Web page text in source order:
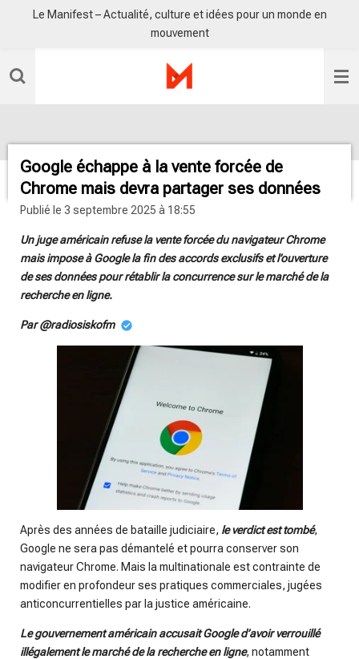
Passer
principal
Le Manifest – Actualité, culture et idées pour un monde en
mouvement
Google échappe à la vente forcée de
Chrome mais devra partager ses données
Publié le 3 septembre 2025 à 18:55
Un juge américain refuse la vente forcée du navigateur Chrome
mais impose à Google la fin des accords exclusifs et l’ouverture
de ses données pour rétablir la concurrence sur le marché de la
recherche en ligne.
Par @radiosiskofm
Après des années de bataille judiciaire, le verdict est tombé,
Google ne sera pas démantelé et pourra conserver son
navigateur Chrome. Mais la multinationale est contrainte de
modifier en profondeur ses pratiques commerciales, jugées
anticoncurrentielles par la justice américaine.
Le gouvernement américain accusait Google d’avoir verrouillé
illégalement le marché de la recherche en ligne, notamment